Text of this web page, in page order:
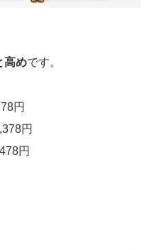
高めです。
円
円
円